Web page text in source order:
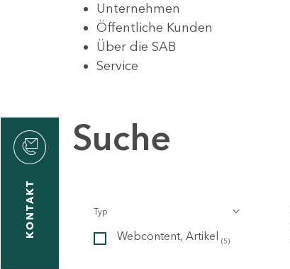
Unternehmen
Öffentliche Kunden
Über die SAB
Service
KONTAKT
Suche
Typ
Webcontent, Artikel (5)